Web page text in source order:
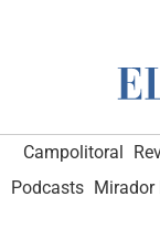
Campolitoral
Podcasts Mirador